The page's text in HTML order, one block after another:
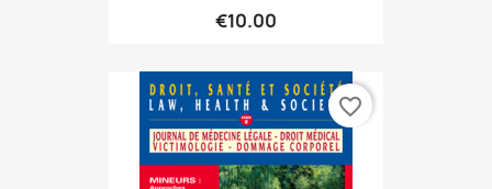
€10.00
favorite_border